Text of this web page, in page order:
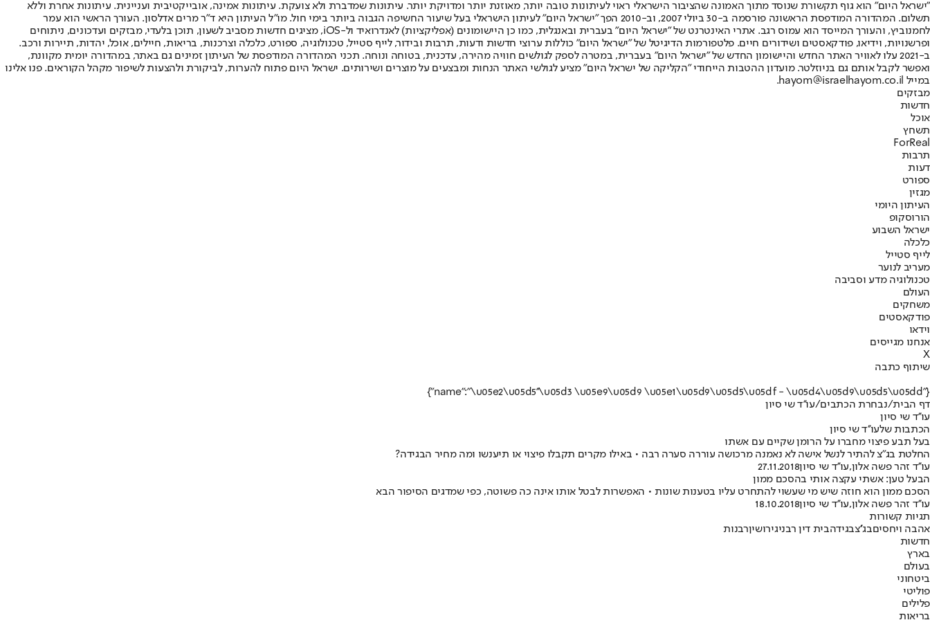
"ישראל היום" הוא גוף תקשורת שנוסד מתוך האמונה שהציבור הישראלי ראוי לעיתונות טובה יותר, מאוזנת יותר ומדויקת יותר. עיתונות שמדברת ולא צועקת. עיתונות אמינה, אובייקטיבית ועניינית. עיתונות אחרת וללא
תשלום. המהדורה המודפסת הראשונה פורסמה ב-30 ביולי 2007, וב-2010 הפך "ישראל היום" לעיתון הישראלי בעל שיעור החשיפה הגבוה ביותר בימי חול. מו"ל העיתון היא ד"ר מרים אדלסון. העורך הראשי הוא עמר
לחמנוביץ, והעורך המייסד הוא עמוס רגב. אתרי האינטרנט של "ישראל היום" בעברית ובאנגלית, כמו כן היישומונים (אפליקציות) לאנדרואיד ול-iOS, מציגים חדשות מסביב לשעון, תוכן בלעדי, מבזקים ועדכונים, ניתוחים
ופרשנויות, וידיאו, פודקאסטים ושידורים חיים. פלטפורמות הדיגיטל של "ישראל היום" כוללות ערוצי חדשות ודעות, תרבות ובידור, לייף סטייל, טכנולוגיה, ספורט, כלכלה וצרכנות, בריאות, חיילים, אוכל, יהדות, תיירות ורכב.
ב-2021 עלו לאוויר האתר החדש והיישומון החדש של "ישראל היום" בעברית, במטרה לספק לגולשים חוויה מהירה, עדכנית, בטוחה ונוחה. תכני המהדורה המודפסת של העיתון זמינים גם באתר, במהדורה יומית מקוונת,
ואפשר לקבל אותם גם בניוזלטר. מועדון ההטבות הייחודי "הקליקה של ישראל היום" מציע לגולשי האתר הנחות ומבצעים על מוצרים ושירותים. ישראל היום פתוח להערות, לביקורת ולהצעות לשיפור מקהל הקוראים. פנו אלינו
במייל hayom@israelhayom.co.il.
מבזקים
חדשות
אוכל
תשחץ
ForReal
תרבות
דעות
ספורט
מגזין
העיתון היומי
הורוסקופ
ישראל השבוע
כלכלה
לייף סטייל
מעריב לנוער
טכנולוגיה מדע וסביבה
העולם
משחקים
פודקאסטים
וידאו
אנחנו מגייסים
X
שיתוף כתבה
{"name":"\u05e2\u05d5''\u05d3 \u05e9\u05d9 \u05e1\u05d9\u05d5\u05df - \u05d4\u05d9\u05d5\u05dd"}
דף הבית/נבחרת הכתבים/עו''ד שי סיון
עו''ד שי סיון
הכתבות שלעו''ד שי סיון
בעל תבע פיצוי מחברו על הרומן שקיים עם אשתו
החלטת בג"צ להתיר לנשל אישה לא נאמנה מרכושה עוררה סערה רבה • באילו מקרים תקבלו פיצוי או תיענשו ומה מחיר הבגידה?
עו''ד זהר פשה אלון,עו''ד שי סיון27.11.2018
הבעל טען: אשתי עקצה אותי בהסכם ממון
הסכם ממון הוא חוזה שיש מי שעשוי להתחרט עליו בטענות שונות • האפשרות לבטל אותו אינה כה פשוטה, כפי שמדגים הסיפור הבא
עו''ד זהר פשה אלון,עו''ד שי סיון18.10.2018
תגיות קשורות
אהבה ויחסיםבג''צבגידהבית דין רבניגירושיןרבנות
חדשות
בארץ
בעולם
ביטחוני
פוליטי
פלילים
בריאות